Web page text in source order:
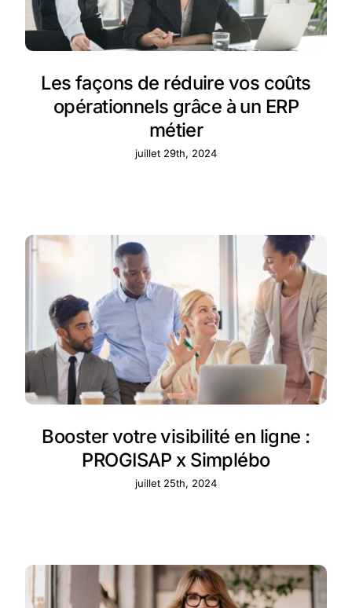
Les façons de réduire vos coûts
opérationnels grâce à un ERP
métier
juillet 29th, 2024
Booster votre visibilité en ligne :
PROGISAP x Simplébo
juillet 25th, 2024